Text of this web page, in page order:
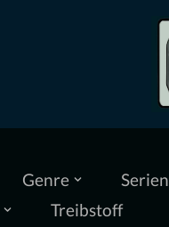
Genre Serien
Treibstoff